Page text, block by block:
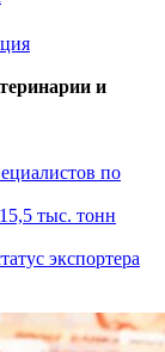
и
по
тыс. тонн
экспортера